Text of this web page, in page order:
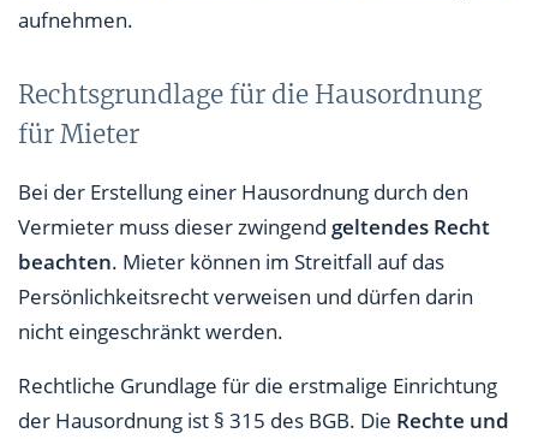
aufnehmen.
Rechtsgrundlage für die Hausordnung
für Mieter
Bei der Erstellung einer Hausordnung durch den
Vermieter muss dieser zwingend geltendes Recht
beachten. Mieter können im Streitfall auf das
Persönlichkeitsrecht verweisen und dürfen darin
nicht eingeschränkt werden.
Rechtliche Grundlage für die erstmalige Einrichtung
der Hausordnung ist § 315 des BGB. Die Rechte und